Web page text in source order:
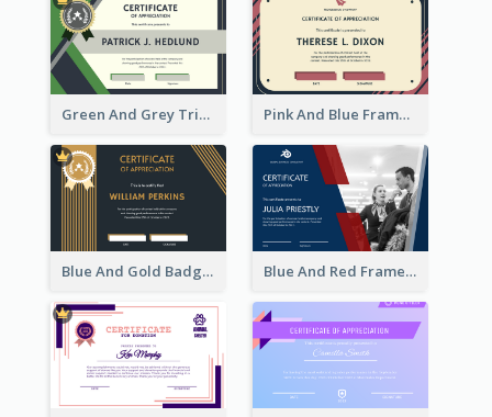
Green And Grey Triangles With Badge Certificate Pink And Blue Frame Company Certificate
Blue And Gold Badge Appreciation Certificate Blue And Red Frame With Photo Certificate